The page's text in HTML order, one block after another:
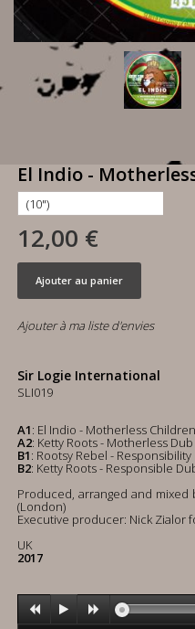
El Indio -
12,00 €
Ajouter au panier
Ajouter à ma liste d'envies
Sir Logie International
SLI019
A1: El Indio - Motherless Children
A2: Ketty Roots - Motherless Dub
B1: Rootsy Rebel - Responsibility
B2: Ketty Roots - Responsible
Produced, arranged and mixed
(London)
Executive producer: Nick Zialor
UK
2017